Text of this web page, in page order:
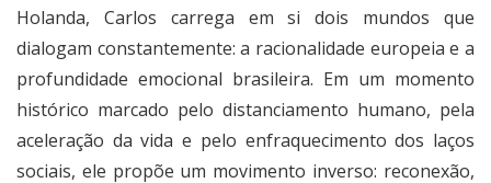
Holanda, Carlos carrega em si dois mundos que
dialogam constantemente: a racionalidade europeia e a
profundidade emocional brasileira. Em um momento
histórico marcado pelo distanciamento humano, pela
aceleração da vida e pelo enfraquecimento dos laços
sociais, ele propõe um movimento inverso: reconexão,